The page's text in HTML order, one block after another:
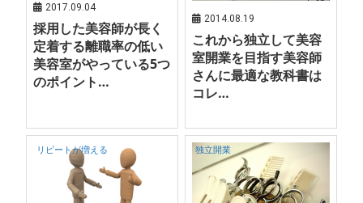
2017.09.04
採用した美容師が長く
定着する離職率の低い
美容室がやっている5つ
のポイント…
2014.08.19
これから独立して美容
室開業を目指す美容師
さんに最適な教科書は
コレ…
リピートが増える 独立開業